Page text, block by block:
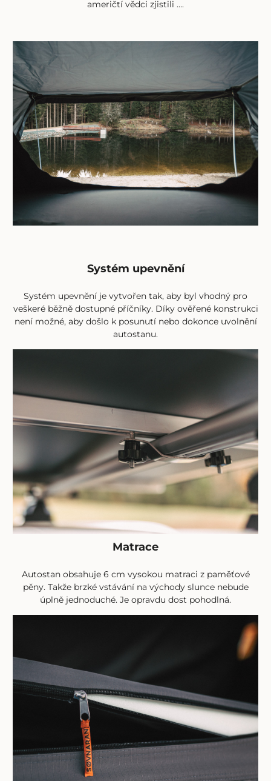
američtí vědci zjistili ….
Systém upevnění
Systém upevnění je vytvořen tak, aby byl vhodný pro
veškeré běžně dostupné příčníky. Díky ověřené konstrukci
není možné, aby došlo k posunutí nebo dokonce uvolnění
autostanu.
Matrace
Autostan obsahuje 6 cm vysokou matraci z paměťové
pěny. Takže brzké vstávání na východy slunce nebude
úplně jednoduché. Je opravdu dost pohodlná.